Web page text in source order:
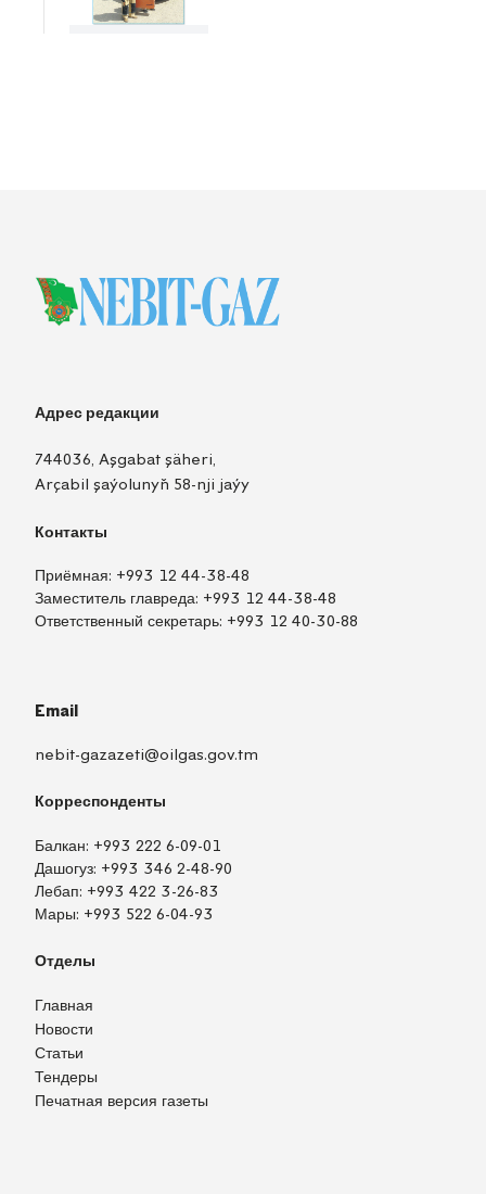
Адрес редакции
744036, Aşgabat şäheri,
Arçabil şaýolunyň 58-nji jaýy
Контакты
Приёмная: +993 12 44-38-48
Заместитель главреда: +993 12 44-38-48
Ответственный секретарь: +993 12 40-30-88
Email
nebit-gazazeti@oilgas.gov.tm
Корреспонденты
Балкан: +993 222 6-09-01
Дашогуз: +993 346 2-48-90
Лебап: +993 422 3-26-83
Мары: +993 522 6-04-93
Отделы
Главная
Новости
Статьи
Тендеры
Печатная версия газеты